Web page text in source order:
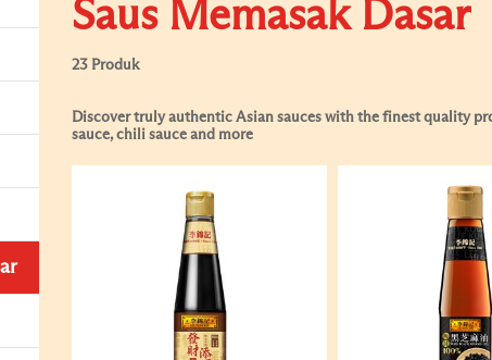
Saus Memasak Dasar
23 Produk
Discover truly authentic Asian sauces with the finest quality
sauce, chili sauce and more